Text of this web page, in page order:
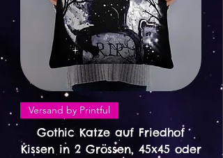
Versand by Printful
Gothic Katze auf Friedhof
Kissen in 2 Grössen, 45x45 oder